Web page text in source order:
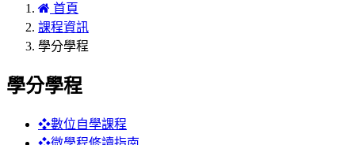
首頁
課程資訊
學分學程
學分學程
❖數位自學課程